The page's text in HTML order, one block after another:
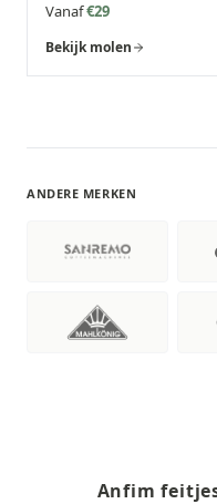
Vanaf€29
Bekijk molen
ANDERE MERKEN
Anfim